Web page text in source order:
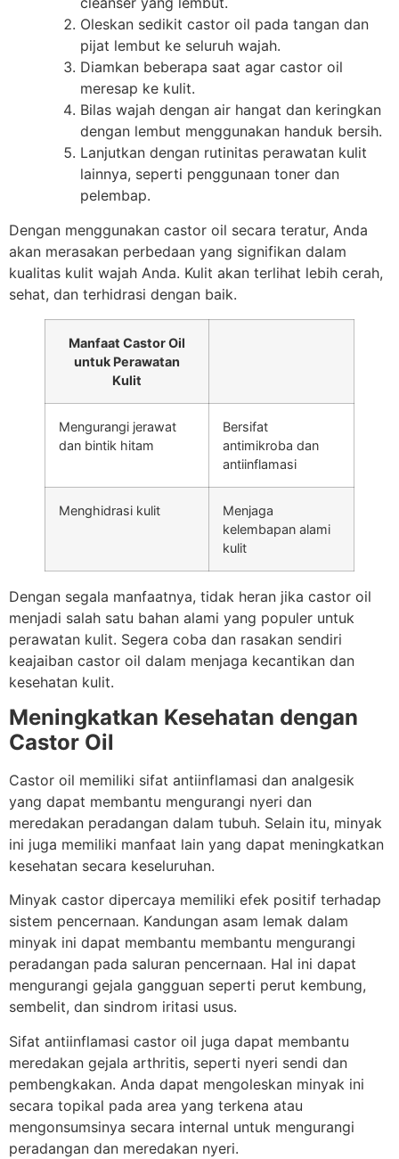
Oleskan sedikit castor oil pada tangan dan
pijat lembut ke seluruh wajah.
Diamkan beberapa saat agar castor oil
meresap ke kulit.
Bilas wajah dengan air hangat dan keringkan
dengan lembut menggunakan handuk bersih.
Lanjutkan dengan rutinitas perawatan kulit
lainnya, seperti penggunaan toner dan
pelembap.
Dengan menggunakan castor oil secara teratur, Anda
akan merasakan perbedaan yang signifikan dalam
kualitas kulit wajah Anda. Kulit akan terlihat lebih cerah,
sehat, dan terhidrasi dengan baik.
Manfaat Castor Oil
untuk Perawatan
Kulit
Mengurangi jerawat
dan bintik hitam
Bersifat
antimikroba dan
antiinflamasi
Menghidrasi kulit
Menjaga
kelembapan alami
kulit
Dengan segala manfaatnya, tidak heran jika castor oil
menjadi salah satu bahan alami yang populer untuk
perawatan kulit. Segera coba dan rasakan sendiri
keajaiban castor oil dalam menjaga kecantikan dan
kesehatan kulit.
Meningkatkan Kesehatan dengan
Castor Oil
Castor oil memiliki sifat antiinflamasi dan analgesik
yang dapat membantu mengurangi nyeri dan
meredakan peradangan dalam tubuh. Selain itu, minyak
ini juga memiliki manfaat lain yang dapat meningkatkan
kesehatan secara keseluruhan.
Minyak castor dipercaya memiliki efek positif terhadap
sistem pencernaan. Kandungan asam lemak dalam
minyak ini dapat membantu membantu mengurangi
peradangan pada saluran pencernaan. Hal ini dapat
mengurangi gejala gangguan seperti perut kembung,
sembelit, dan sindrom iritasi usus.
Sifat antiinflamasi castor oil juga dapat membantu
meredakan gejala arthritis, seperti nyeri sendi dan
pembengkakan. Anda dapat mengoleskan minyak ini
secara topikal pada area yang terkena atau
mengonsumsinya secara internal untuk mengurangi
peradangan dan meredakan nyeri.